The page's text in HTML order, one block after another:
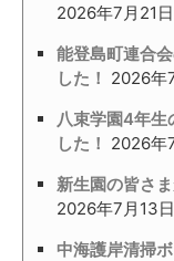
2026年7月21日
能登島町連合
した！ 2026年
八束学園4年生
した！ 2026年
新生園の皆さ
2026年7月13日
中海護岸清掃